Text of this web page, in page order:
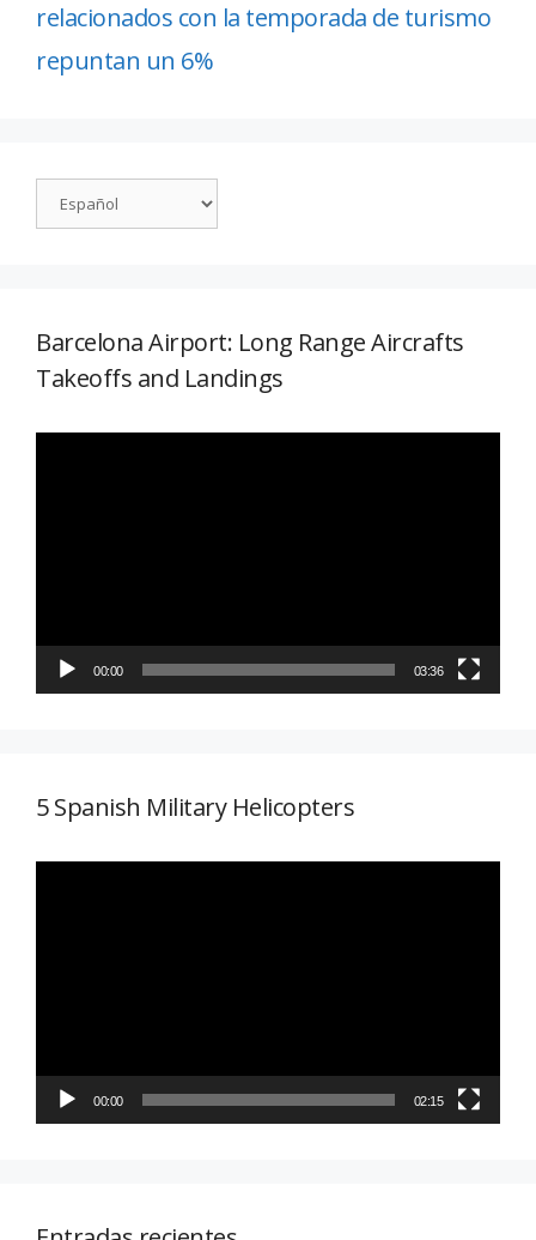
relacionados con la temporada de turismo
repuntan un 6%
Barcelona Airport: Long Range Aircrafts
Takeoffs and Landings
00:00 03:36
5 Spanish Military Helicopters
00:00 02:15